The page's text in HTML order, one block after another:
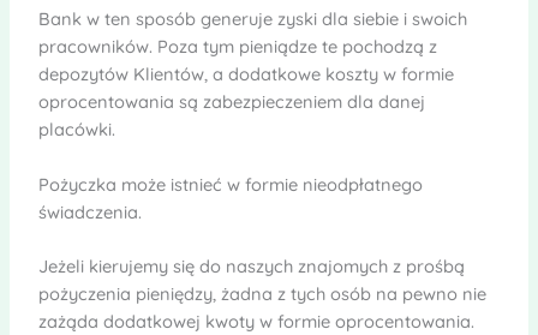
Bank w ten sposób generuje zyski dla siebie i swoich
pracowników. Poza tym pieniądze te pochodzą z
depozytów Klientów, a dodatkowe koszty w formie
oprocentowania są zabezpieczeniem dla danej
placówki.
Pożyczka może istnieć w formie nieodpłatnego
świadczenia.
Jeżeli kierujemy się do naszych znajomych z prośbą
pożyczenia pieniędzy, żadna z tych osób na pewno nie
zażąda dodatkowej kwoty w formie oprocentowania.